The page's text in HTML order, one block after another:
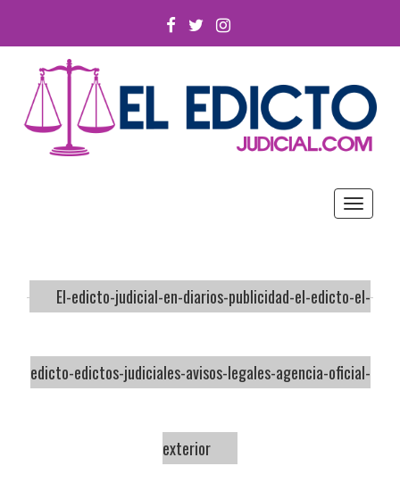
FACEBOOK
TWITTERINSTAGRAM
Toggle
El-edicto-judicial-en-diarios-publicidad-el-edicto-el-
edicto-edictos-judiciales-avisos-legales-agencia-oficial-
exterior